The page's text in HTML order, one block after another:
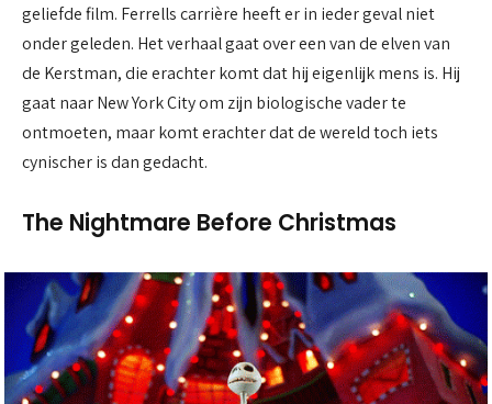
geliefde film. Ferrells carrière heeft er in ieder geval niet
onder geleden. Het verhaal gaat over een van de elven van
de Kerstman, die erachter komt dat hij eigenlijk mens is. Hij
gaat naar New York City om zijn biologische vader te
ontmoeten, maar komt erachter dat de wereld toch iets
cynischer is dan gedacht.
The Nightmare Before Christmas